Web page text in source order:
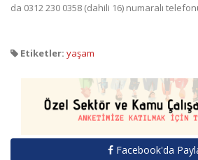
da 0312 230 0358 (dahili 16) numaralı
Etiketler: yaşam
Facebook'da